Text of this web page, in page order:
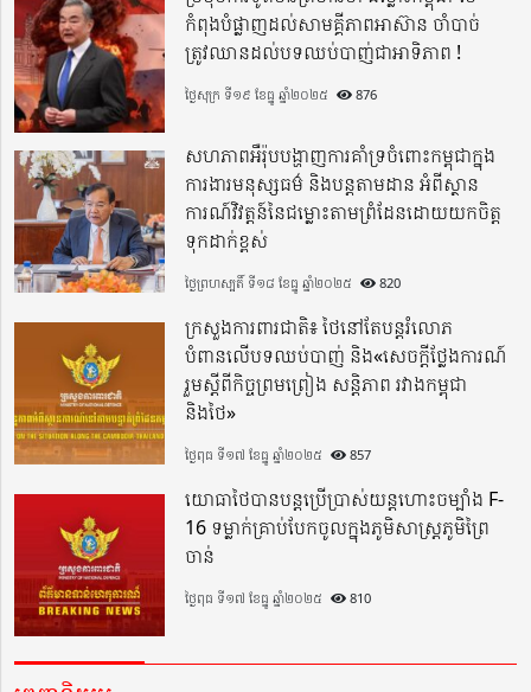
កំពុងបំផ្លាញដល់សាមគ្គីភាពអាស៊ាន ចាំបាច់
ត្រូវឈានដល់បទឈប់បាញ់ជាអាទិភាព !
ថ្ងៃសុក្រ ទី១៩ ខែធ្នូ ឆ្នាំ២០២៥ 876
សហភាពអឺរ៉ុបបង្ហាញការគាំទ្រចំពោះកម្ពុជាក្នុង
ការងារមនុស្សធម៌ និងបន្តតាមដាន អំពីស្ថាន
ការណ៍វិវត្តន៍នៃជម្លោះតាមព្រំដែនដោយយកចិត្ត
ទុកដាក់ខ្ពស់
ថ្ងៃព្រហស្បតិ៍ ទី១៨ ខែធ្នូ ឆ្នាំ២០២៥ 820
ក្រសួងការពារជាតិ៖ ថៃនៅតែបន្តរំលោភ
បំពានលើបទឈប់បាញ់ និង«សេចក្តីថ្លែងការណ៍
រួមស្តីពីកិច្ចព្រមព្រៀង សន្តិភាព រវាងកម្ពុជា
និងថៃ»
ថ្ងៃពុធ ទី១៧ ខែធ្នូ ឆ្នាំ២០២៥ 857
យោធាថៃបានបន្តប្រើប្រាស់យន្តហោះចម្បាំង F-
16 ទម្លាក់គ្រាប់បែកចូលក្នុងភូមិសាស្ត្រភូមិព្រៃ
ចាន់
ថ្ងៃពុធ ទី១៧ ខែធ្នូ ឆ្នាំ២០២៥ 810